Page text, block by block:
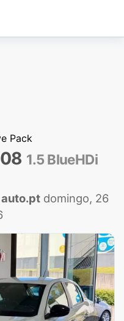
Pack
1.5 BlueHDi
auto.pt domingo, 26